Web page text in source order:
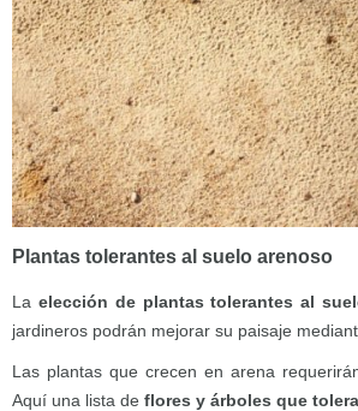
Plantas tolerantes al suelo arenoso
La elección de plantas tolerantes al
jardineros podrán mejorar su paisaje
Las plantas que crecen en arena
Aquí una lista de flores y árboles que